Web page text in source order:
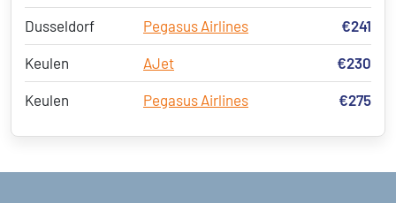
Dusseldorf Pegasus Airlines €241
Keulen AJet €230
Keulen Pegasus Airlines €275